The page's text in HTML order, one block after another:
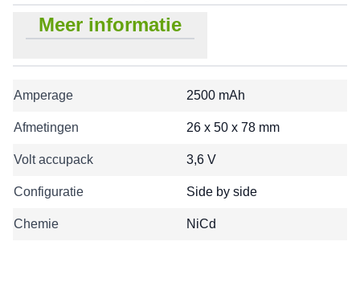
Meer informatie
Amperage 2500 mAh
Afmetingen 26 x 50 x 78 mm
Volt accupack 3,6 V
Configuratie Side by side
Chemie NiCd